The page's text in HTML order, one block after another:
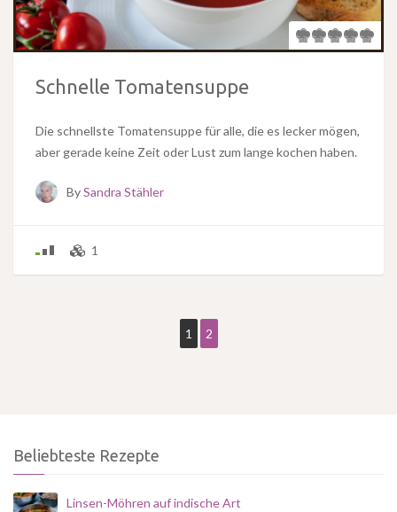
Schnelle Tomatensuppe
Die schnellste Tomatensuppe für alle, die es lecker mögen,
aber gerade keine Zeit oder Lust zum lange kochen haben.
BySandra Stähler
1
1 2
Beliebteste Rezepte
Linsen-Möhren auf indische Art